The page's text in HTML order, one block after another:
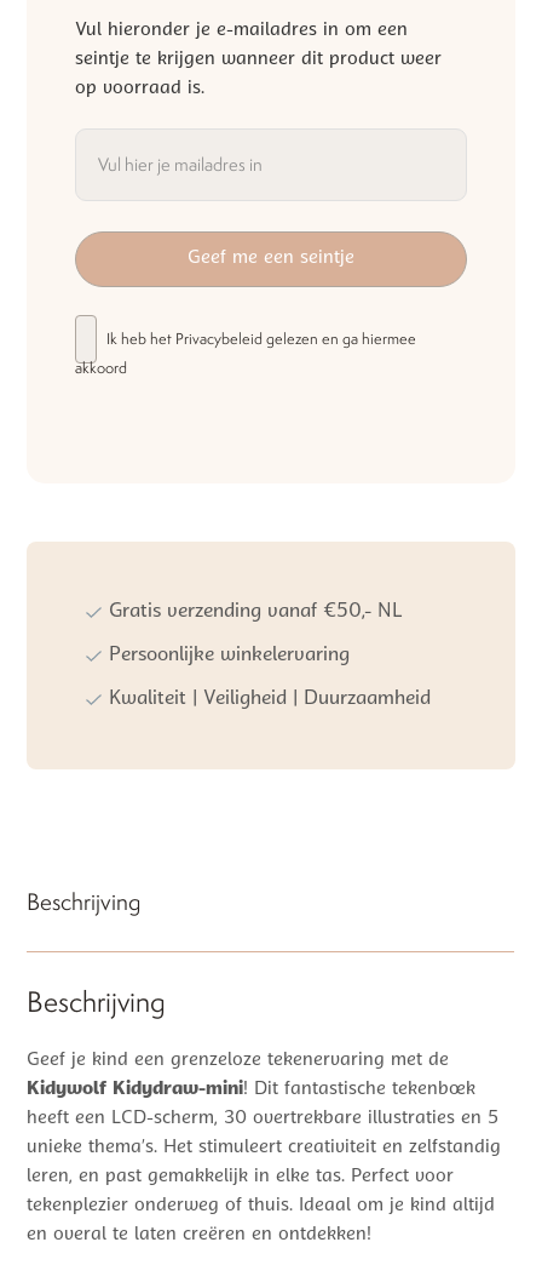
Vul hieronder je e-mailadres in om een
seintje te krijgen wanneer dit product weer
op voorraad is.
Ik heb het Privacybeleid gelezen en ga hiermee
akkoord
Gratis verzending vanaf €50,- NL
Persoonlijke winkelervaring
Kwaliteit | Veiligheid | Duurzaamheid
Beschrijving
Beschrijving
Geef je kind een grenzeloze tekenervaring met de
Kidywolf Kidydraw-mini! Dit fantastische tekenboek
heeft een LCD-scherm, 30 overtrekbare illustraties en 5
unieke thema’s. Het stimuleert creativiteit en zelfstandig
leren, en past gemakkelijk in elke tas. Perfect voor
tekenplezier onderweg of thuis. Ideaal om je kind altijd
en overal te laten creëren en ontdekken!